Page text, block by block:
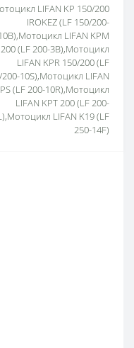
LIFAN KP 150/200
IROKEZ (LF 150/200-
LIFAN KPM
200 (LF 200-3B),Мотоцикл
LIFAN KPR 150/200 (LF
200-10S),Мотоцикл LIFAN
(LF 200-10R),Мотоцикл
LIFAN KPT 200 (LF 200-
LIFAN K19 (LF
250-14F)